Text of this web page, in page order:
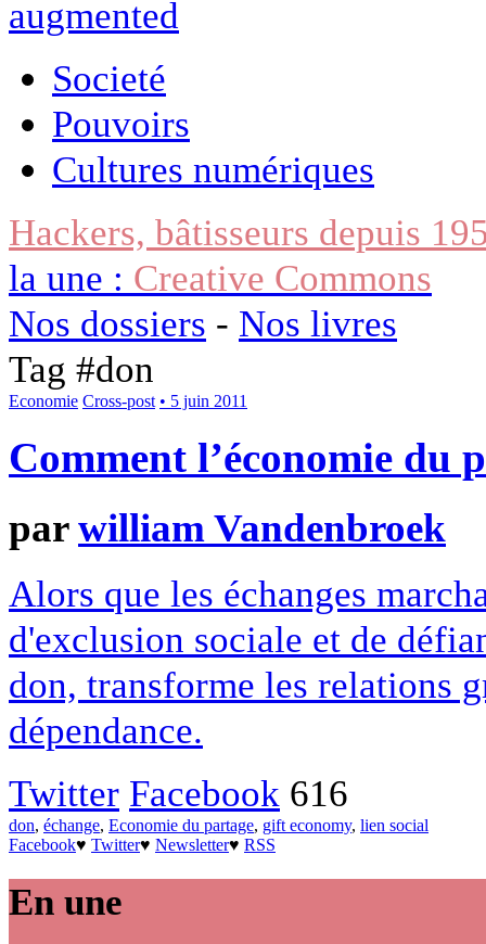
Societé
Pouvoirs
Cultures numériques
Hackers, bâtisseurs depuis
la une : Creative Commons
Nos dossiers - Nos livres
Tag #don
Economie Cross-post • 5 juin 2011
Comment l’économie du
parwilliam Vandenbroek
Alors que les échanges
d'exclusion sociale et de
don, transforme les relations
dépendance.
Twitter Facebook 616
don, échange, Economie du partage, gift economy, lien social
Facebook♥ Twitter♥ Newsletter♥ RSS
En une